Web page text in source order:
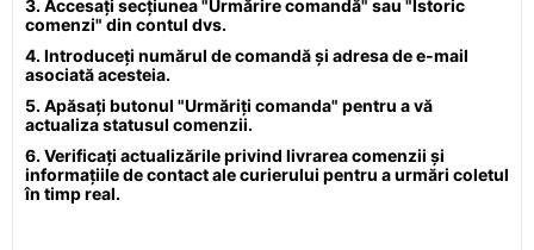
3. Accesați secțiunea "Urmărire comandă" sau "Istoric
comenzi" din contul dvs.
4. Introduceți numărul de comandă și adresa de e-mail
asociată acesteia.
5. Apăsați butonul "Urmăriți comanda" pentru a vă
actualiza statusul comenzii.
6. Verificați actualizările privind livrarea comenzii și
informațiile de contact ale curierului pentru a urmări coletul
în timp real.